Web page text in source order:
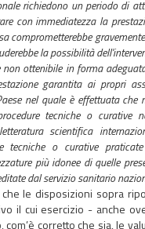
richiedono un periodo di
con immediatezza la
comprometterebbe
la possibilità
non ottenibile in forma
garantita ai propri
nel quale è effettuata che
tecniche o curative
scientifica
tecniche o curative
più idonee di quelle
dal servizio sanitario
le disposizioni sopra
il cui esercizio - anche
corretto che sia, le